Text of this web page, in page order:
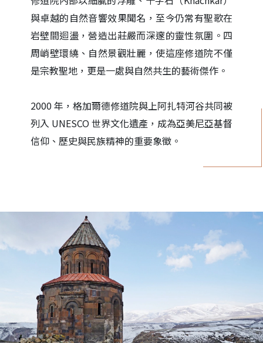
與卓越的自然音響效果聞名，至今仍常有聖歌在
岩壁間迴盪，營造出莊嚴而深邃的靈性氛圍。四
周峭壁環繞、自然景觀壯麗，使這座修道院不僅
是宗教聖地，更是一處與自然共生的藝術傑作。
2000 年，格加爾德修道院與上阿扎特河谷共同被
列入 UNESCO 世界文化遺產，成為亞美尼亞基督
信仰、歷史與民族精神的重要象徵。